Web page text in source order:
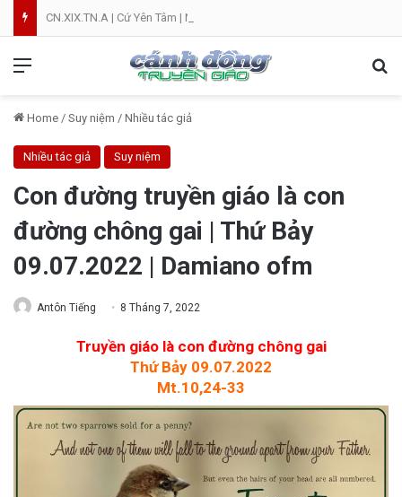
CN.XIX.TN.A | Cứ Yên Tâm | NVT
Home / Suy niệm / Nhiều tác giả
Nhiều tác giả Suy niệm
Con đường truyền giáo là con
đường chông gai | Thứ Bảy
09.07.2022 | Damiano ofm
Antôn Tiếng 8 Tháng 7, 2022
Truyền giáo là con đường chông gai
Thứ Bảy 09.07.2022
Mt.10,24-33